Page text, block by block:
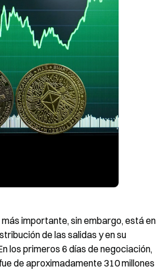
importante, sin embargo, está en
de las salidas y en su
los primeros 6 días de negociación,
de aproximadamente 310 millones